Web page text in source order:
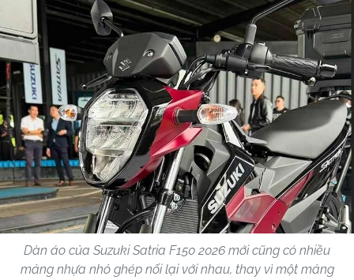
Dàn áo của Suzuki Satria F150 2026 mới cũng có nhiều
mảng nhựa nhỏ ghép nối lại với nhau, thay vì một mảng